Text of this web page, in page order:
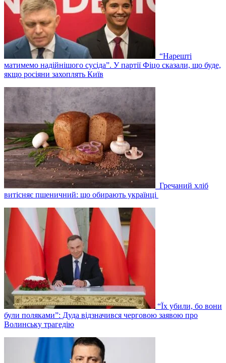
“Нарешті
матимемо надійнішого сусіда”. У партії Фіцо сказали, що буде,
якщо росіяни захоплять Київ
Гречаний хліб
витісняє пшеничний: що обирають українці
“Їх убили, бо вони
були поляками”: Дуда відзначився черговою заявою про
Волинську трагедію